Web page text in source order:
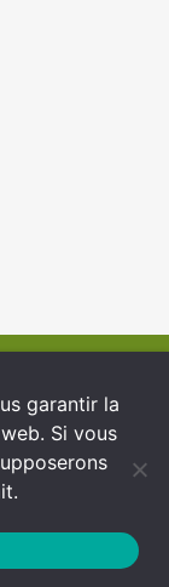
garantir la
Si vous